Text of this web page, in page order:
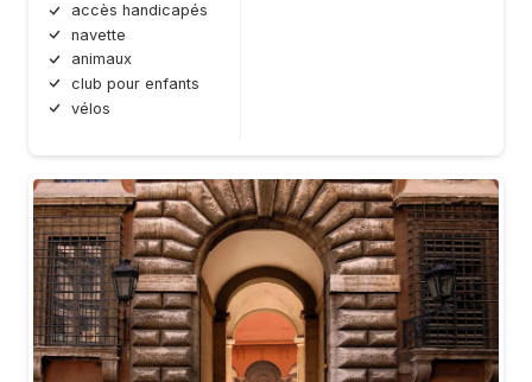
accès handicapés
navette
animaux
club pour enfants
vélos